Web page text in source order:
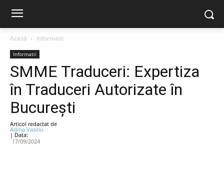
Acasă Informatii
Informatii
SMME Traduceri: Expertiza
în Traduceri Autorizate în
București
Articol redactat de
Adina Vasiliu
| Data:
17/09/2024